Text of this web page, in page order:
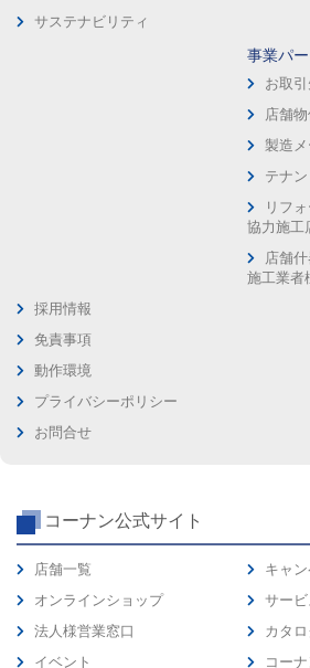
サステナビリティ
事業パ
お取
店舗
製造
テナ
リフ
協力施工
店舗什
施工業者
採用情報
免責事項
動作環境
プライバシーポリシー
お問合せ
コーナン公式サイト
店舗一覧
オンラインショップ
法人様営業窓口
イベント
キャ
サービ
カタ
コー